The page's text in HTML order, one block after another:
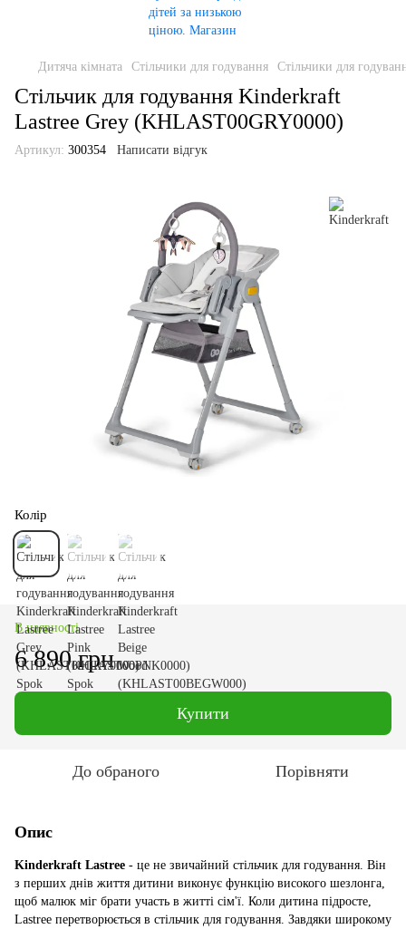
Дитяча кімната Стільчики для годування Стільчики для
Стільчик для годування Kinderkraft
Lastree Grey (KHLAST00GRY0000)
Артикул: 300354 Написати відгук
Колір
В наявності
6 890 грн
Купити
До обраного Порівняти
Опис
Kinderkraft Lastree - це не звичайний стільчик для годування. Він
з перших днів життя дитини виконує функцію високого шезлонга,
щоб малюк міг брати участь в житті сім'ї. Коли дитина підросте,
Lastree перетворюється в стільчик для годування. Завдяки широкому